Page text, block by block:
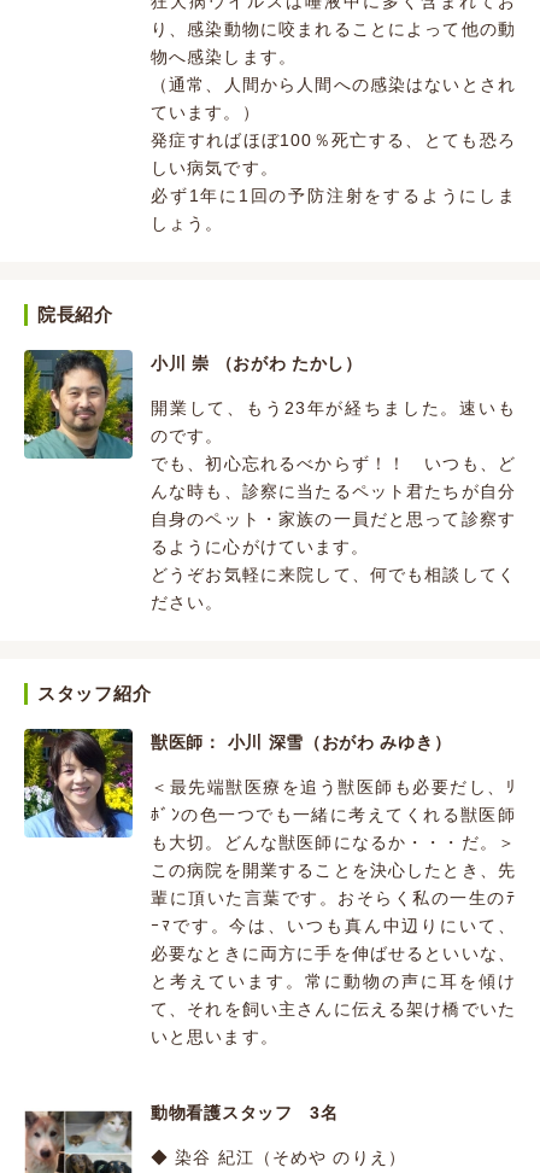
り、感染動物に咬まれることによって他の動
物へ感染します。
（通常、人間から人間への感染はないとされ
ています。）
発症すればほぼ100％死亡する、とても恐ろ
しい病気です。
必ず1年に1回の予防注射をするようにしま
しょう。
院長紹介
小川 崇 （おがわ たかし）
開業して、もう23年が経ちました。速いも
のです。
でも、初心忘れるべからず！！ いつも、ど
んな時も、診察に当たるペット君たちが自分
自身のペット・家族の一員だと思って診察す
るように心がけています。
どうぞお気軽に来院して、何でも相談してく
ださい。
スタッフ紹介
獣医師： 小川 深雪（おがわ みゆき）
＜最先端獣医療を追う獣医師も必要だし、ﾘ
ﾎﾞﾝの色一つでも一緒に考えてくれる獣医師
も大切。どんな獣医師になるか・・・だ。＞
この病院を開業することを決心したとき、先
輩に頂いた言葉です。おそらく私の一生のﾃ
ｰﾏです。今は、いつも真ん中辺りにいて、
必要なときに両方に手を伸ばせるといいな、
と考えています。常に動物の声に耳を傾け
て、それを飼い主さんに伝える架け橋でいた
いと思います。
動物看護スタッフ 3名
◆ 染谷 紀江（そめや のりえ）